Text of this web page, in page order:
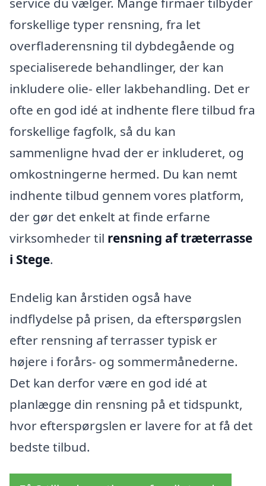
forskellige typer rensning, fra let
overfladerensning til dybdegående og
specialiserede behandlinger, der kan
inkludere olie- eller lakbehandling. Det er
ofte en god idé at indhente flere tilbud fra
forskellige fagfolk, så du kan
sammenligne hvad der er inkluderet, og
omkostningerne hermed. Du kan nemt
indhente tilbud gennem vores platform,
der gør det enkelt at finde erfarne
virksomheder til rensning af træterrasse
i Stege.
Endelig kan årstiden også have
indflydelse på prisen, da efterspørgslen
efter rensning af terrasser typisk er
højere i forårs- og sommermånederne.
Det kan derfor være en god idé at
planlægge din rensning på et tidspunkt,
hvor efterspørgslen er lavere for at få det
bedste tilbud.